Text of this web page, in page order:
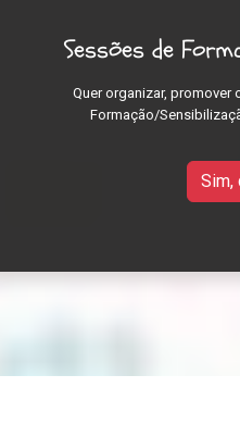
Sessões de
Quer organizar, promover
Formação/
Sim,